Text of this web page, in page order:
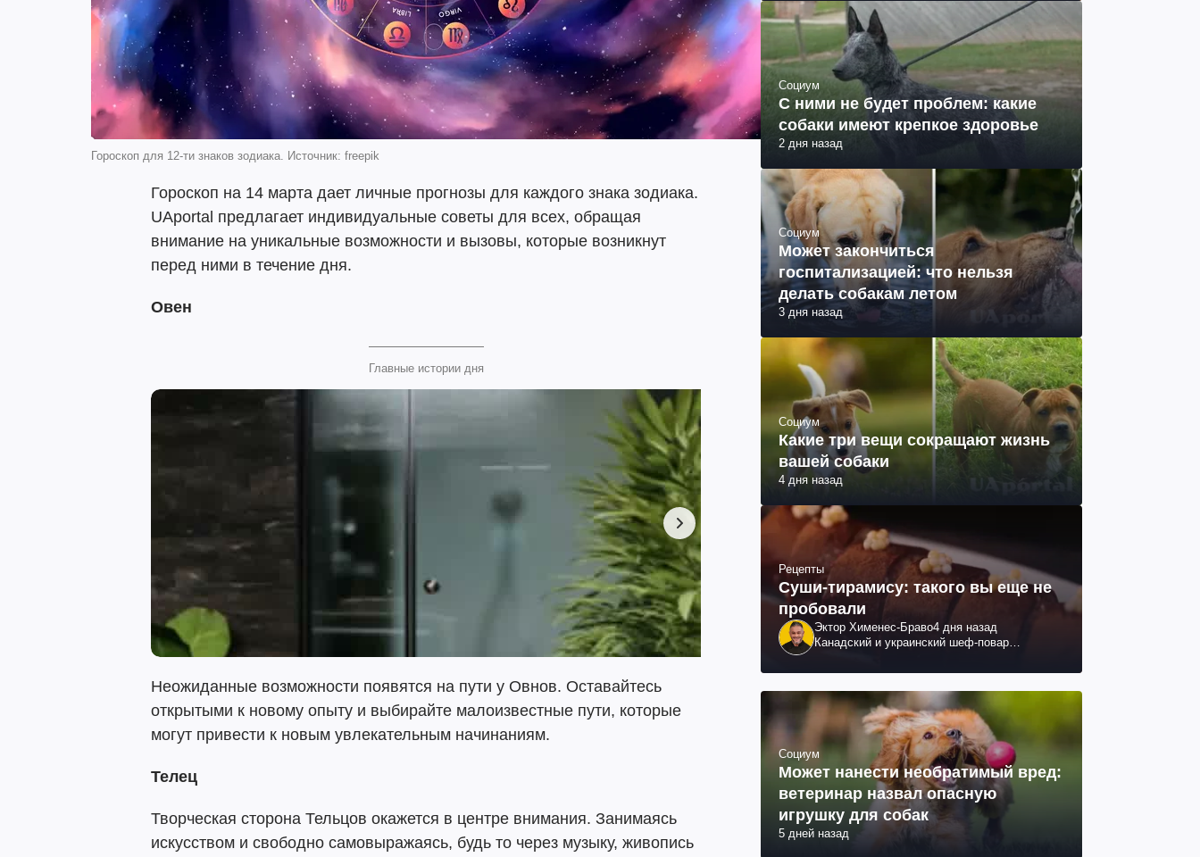
Гороскоп для 12-ти знаков зодиака. Источник: freepik
Гороскоп на 14 марта дает личные прогнозы для каждого знака зодиака.
UAportal предлагает индивидуальные советы для всех, обращая
внимание на уникальные возможности и вызовы, которые возникнут
перед ними в течение дня.
Овен
Главные истории дня
Неожиданные возможности появятся на пути у Овнов. Оставайтесь
открытыми к новому опыту и выбирайте малоизвестные пути, которые
могут привести к новым увлекательным начинаниям.
Телец
Творческая сторона Тельцов окажется в центре внимания. Занимаясь
искусством и свободно самовыражаясь, будь то через музыку, живопись
Социум
С ними не будет проблем: какие
собаки имеют крепкое здоровье
2 дня назад
Социум
Может закончиться
госпитализацией: что нельзя
делать собакам летом
3 дня назад
Социум
Какие три вещи сокращают жизнь
вашей собаки
4 дня назад
Рецепты
Суши-тирамису: такого вы еще не
пробовали
Эктор Хименес-Браво4 дня назад
Канадский и украинский шеф-повар
телеведущий
Социум
Может нанести необратимый вред:
ветеринар назвал опасную
игрушку для собак
5 дней назад